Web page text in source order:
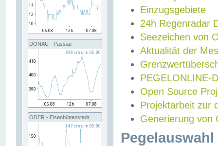
DONAU - Passau
ODER - Eisenhüttenstadt
Einzugsgebiete
24h Regenradar
Seezeichen von
Aktualität der
PEGELONLINE-
Open Source
Projektarbeit zur
Generierung von